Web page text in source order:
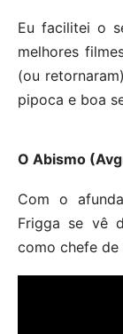
Eu facilitei o
melhores
(ou
pipoca e boa
O Abismo
Com o
Frigga se vê
como chefe de